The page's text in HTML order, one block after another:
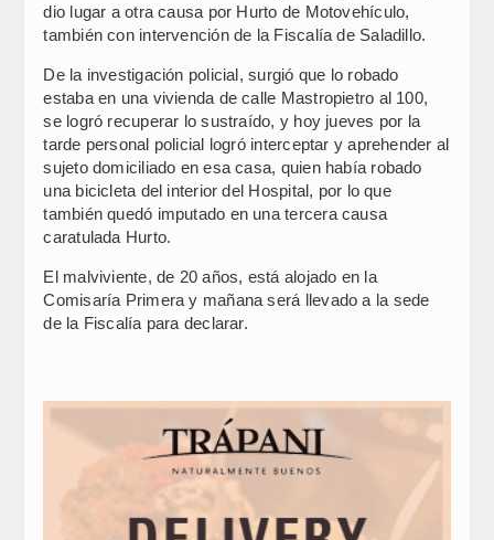
dio lugar a otra causa por Hurto de Motovehículo,
también con intervención de la Fiscalía de Saladillo.
De la investigación policial, surgió que lo robado
estaba en una vivienda de calle Mastropietro al 100,
se logró recuperar lo sustraído, y hoy jueves por la
tarde personal policial logró interceptar y aprehender al
sujeto domiciliado en esa casa, quien había robado
una bicicleta del interior del Hospital, por lo que
también quedó imputado en una tercera causa
caratulada Hurto.
El malviviente, de 20 años, está alojado en la
Comisaría Primera y mañana será llevado a la sede
de la Fiscalía para declarar.